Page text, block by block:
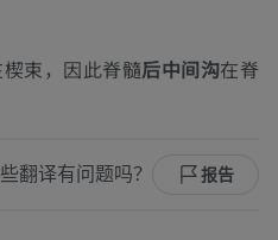
束，因此脊髓后中间沟在脊
翻译有问题吗？ 报告